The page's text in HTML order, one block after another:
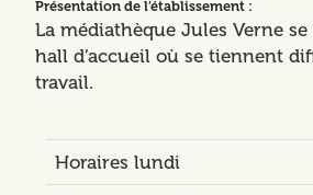
Présentation de l’établissement :
La médiathèque Jules Verne
hall d’accueil où se tiennent
travail.
Horaires lundi